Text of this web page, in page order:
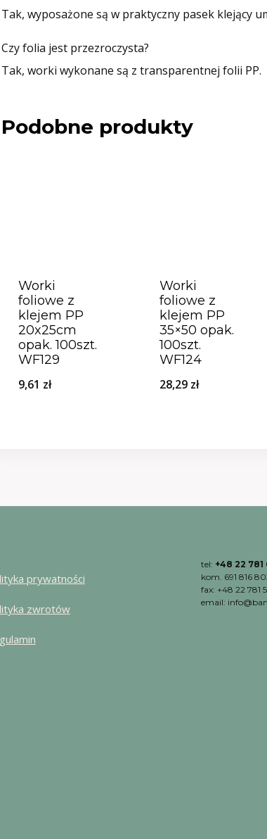
Tak, wyposażone są w praktyczny pasek klejący
Czy folia jest przezroczysta?
Tak, worki wykonane są z transparentnej folii PP.
Podobne produkty
Worki
foliowe z
klejem PP
20x25cm
opak. 100szt.
WF129
9,61 zł
Worki
foliowe z
klejem PP
35×50 opak.
100szt.
WF124
28,29 zł
prywatności
zwrotów
tel: +48 22 781
kom. 691 816
fax: +48 22 781
email: